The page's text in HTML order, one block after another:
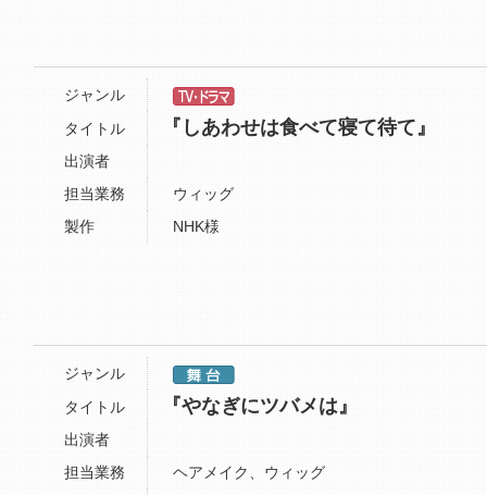
ジャンル
タイトル
『しあわせは食べて寝て待て』
出演者
担当業務
ウィッグ
製作
NHK様
ジャンル
タイトル
『やなぎにツバメは』
出演者
担当業務
ヘアメイク、ウィッグ